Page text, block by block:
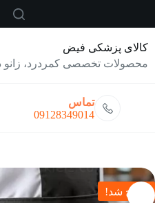
کالای پزشکی فیض
محصولات تخصصی کمردرد، زانو
تماس
09128349014
حراج شد!